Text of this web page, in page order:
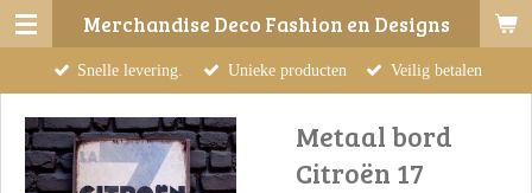
Ga
de
hoofdinhoud
Merchandise Deco Fashion en Designs
Snelle levering. Unieke producten Veilig betalen
Metaal bord
Citroën 17